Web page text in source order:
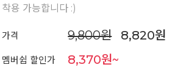
착용 가능합니다 :)
가격 9,800원 8,820원
멤버쉽 할인가 8,370원~